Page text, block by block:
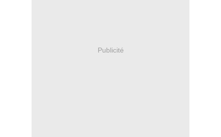
Publicité